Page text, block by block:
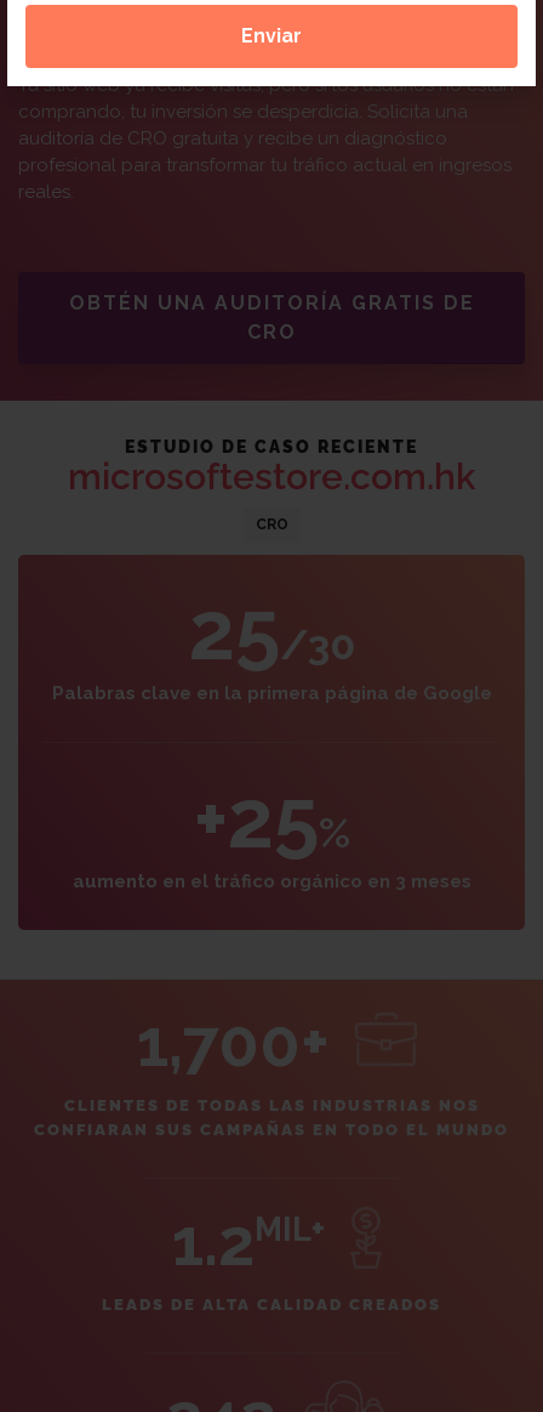
Tu sitio web ya recibe visitas, pero si los usuarios no están
comprando, tu inversión se desperdicia. Solicita una
auditoría de CRO gratuita y recibe un diagnóstico
profesional para transformar tu tráfico actual en ingresos
reales.
OBTÉN UNA AUDITORÍA GRATIS DE
CRO
ESTUDIO DE CASO RECIENTE
microsoftestore.com.hk
CRO
25/30
Palabras clave en la primera página de Google
+25%
aumento en el tráfico orgánico en 3 meses
1,700+
CLIENTES DE TODAS LAS INDUSTRIAS NOS
CONFIARAN SUS CAMPAÑAS EN TODO EL MUNDO
1.2MIL+
LEADS DE ALTA CALIDAD CREADOS